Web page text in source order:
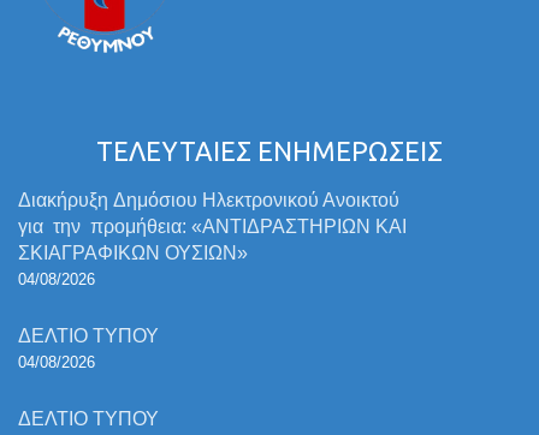
ΤΕΛΕΥΤΑΙΕΣ ΕΝΗΜΕΡΩΣΕΙΣ
Διακήρυξη Δημόσιου Ηλεκτρονικού Ανοικτού
για την προμήθεια: «ΑΝΤΙΔΡΑΣΤΗΡΙΩΝ ΚΑΙ
ΣΚΙΑΓΡΑΦΙΚΩΝ ΟΥΣΙΩΝ»
04/08/2026
ΔΕΛΤΙΟ ΤΥΠΟΥ
04/08/2026
ΔΕΛΤΙΟ ΤΥΠΟΥ